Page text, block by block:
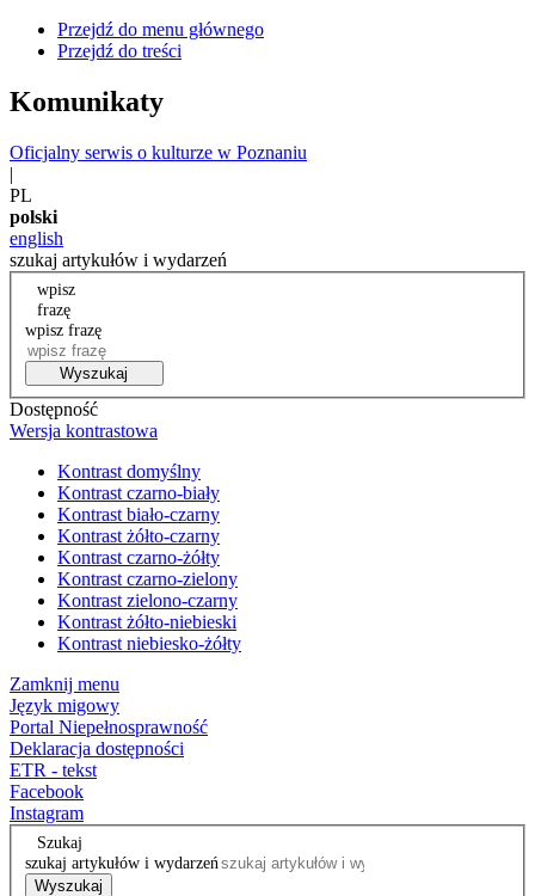
Przejdź do menu głównego
Przejdź do treści
Komunikaty
Oficjalny serwis o kulturze w Poznaniu
|
PL
polski
english
szukaj artykułów i wydarzeń
wpisz
frazę
wpisz frazę
Wyszukaj
Dostępność
Wersja kontrastowa
Kontrast domyślny
Kontrast czarno-biały
Kontrast biało-czarny
Kontrast żółto-czarny
Kontrast czarno-żółty
Kontrast czarno-zielony
Kontrast zielono-czarny
Kontrast żółto-niebieski
Kontrast niebiesko-żółty
Zamknij menu
Język migowy
Portal Niepełnosprawność
Deklaracja dostępności
ETR - tekst
Facebook
Instagram
Szukaj
szukaj artykułów i wydarzeń
Wyszukaj